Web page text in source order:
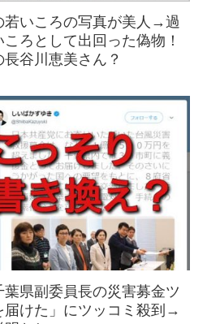
若いころの写真が美人→過
ろとして出回った偽物！
谷川恵美さん？
県副委員長の災害募金ツ
届けた」にツッコミ殺到→